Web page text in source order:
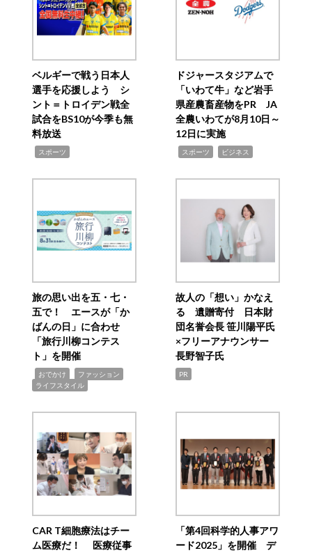
ベルギーで戦う日本人
選手を応援しよう シ
ント＝トロイデン戦全
試合をBS10が今季も無
料放送
スポーツ
ドジャースタジアムで
「いわて牛」など岩手
県産農畜産物をPR JA
全農いわてが8月10日～
12日に実施
スポーツ ビジネス
旅の思い出を五・七・
五で！ エースが「か
ばんの日」に合わせ
「旅行川柳コンテス
ト」を開催
おでかけ ファッション
ライフスタイル
故人の「想い」かなえ
る 遺贈寄付 日本財
団名誉会長 笹川陽平氏
×フリーアナウンサー
長野智子氏
PR
CAR T細胞療法はチー
ム医療だ！ 医療従事
「第4回科学的人事アワ
ード2025」を開催 デ